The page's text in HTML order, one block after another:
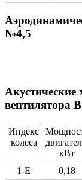
№4,5
Акустические
вентилятора
Индекс
колеса
кВт
1-Е
0,18